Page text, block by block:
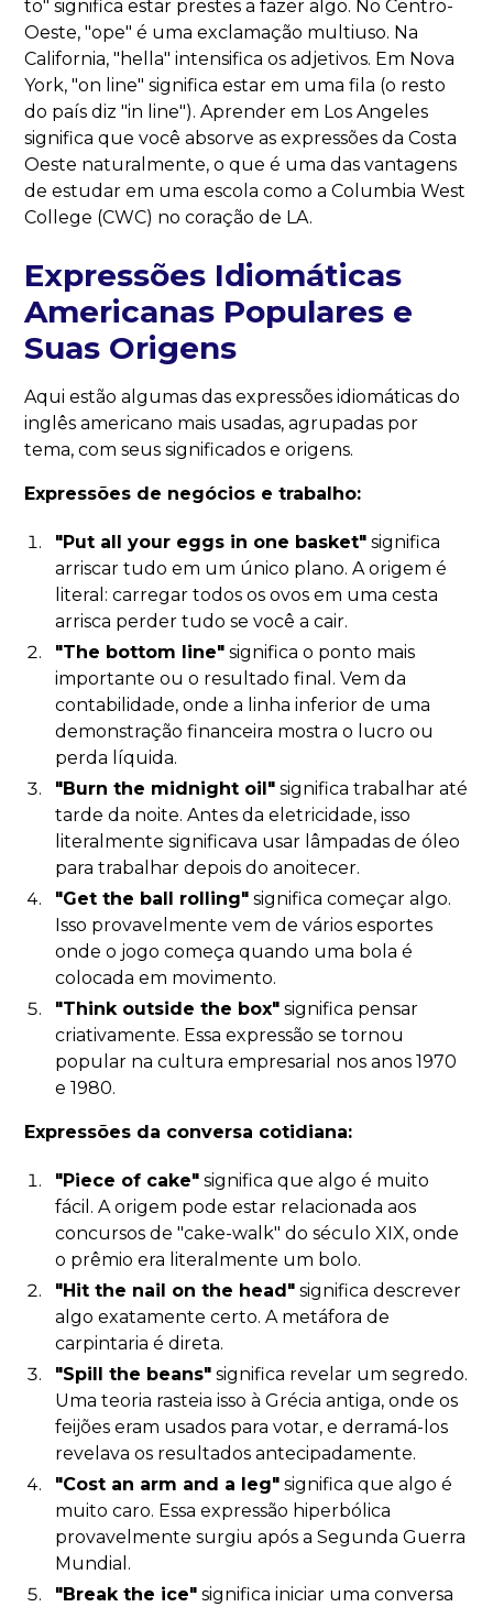
to" significa estar prestes a fazer algo. No Centro-
Oeste, "ope" é uma exclamação multiuso. Na
California, "hella" intensifica os adjetivos. Em Nova
York, "on line" significa estar em uma fila (o resto
do país diz "in line"). Aprender em Los Angeles
significa que você absorve as expressões da Costa
Oeste naturalmente, o que é uma das vantagens
de estudar em uma escola como a Columbia West
College (CWC) no coração de LA.
Expressões Idiomáticas
Americanas Populares e
Suas Origens
Aqui estão algumas das expressões idiomáticas do
inglês americano mais usadas, agrupadas por
tema, com seus significados e origens.
Expressões de negócios e trabalho:
"Put all your eggs in one basket" significa
arriscar tudo em um único plano. A origem é
literal: carregar todos os ovos em uma cesta
arrisca perder tudo se você a cair.
"The bottom line" significa o ponto mais
importante ou o resultado final. Vem da
contabilidade, onde a linha inferior de uma
demonstração financeira mostra o lucro ou
perda líquida.
"Burn the midnight oil" significa trabalhar até
tarde da noite. Antes da eletricidade, isso
literalmente significava usar lâmpadas de óleo
para trabalhar depois do anoitecer.
"Get the ball rolling" significa começar algo.
Isso provavelmente vem de vários esportes
onde o jogo começa quando uma bola é
colocada em movimento.
"Think outside the box" significa pensar
criativamente. Essa expressão se tornou
popular na cultura empresarial nos anos 1970
e 1980.
Expressões da conversa cotidiana:
"Piece of cake" significa que algo é muito
fácil. A origem pode estar relacionada aos
concursos de "cake-walk" do século XIX, onde
o prêmio era literalmente um bolo.
"Hit the nail on the head" significa descrever
algo exatamente certo. A metáfora de
carpintaria é direta.
"Spill the beans" significa revelar um segredo.
Uma teoria rasteia isso à Grécia antiga, onde os
feijões eram usados para votar, e derramá-los
revelava os resultados antecipadamente.
"Cost an arm and a leg" significa que algo é
muito caro. Essa expressão hiperbólica
provavelmente surgiu após a Segunda Guerra
Mundial.
"Break the ice" significa iniciar uma conversa